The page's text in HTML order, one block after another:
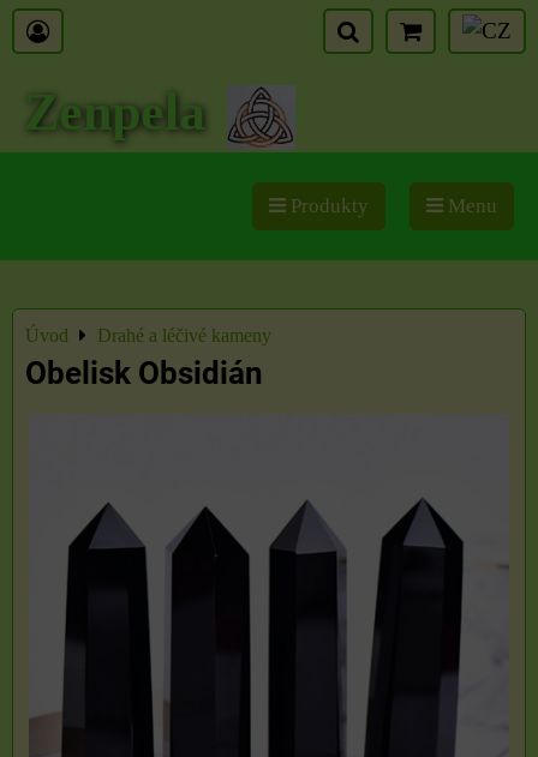
Zenpela
Produkty Menu
Úvod Drahé a léčivé kameny
Obelisk Obsidián